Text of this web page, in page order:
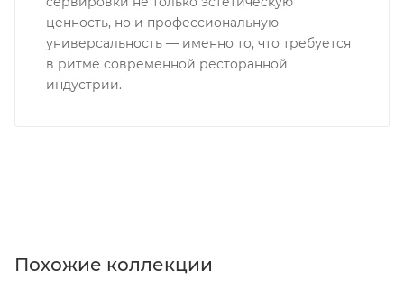
ценность, но и профессиональную
универсальность — именно то, что требуется
в ритме современной ресторанной
индустрии.
Похожие коллекции